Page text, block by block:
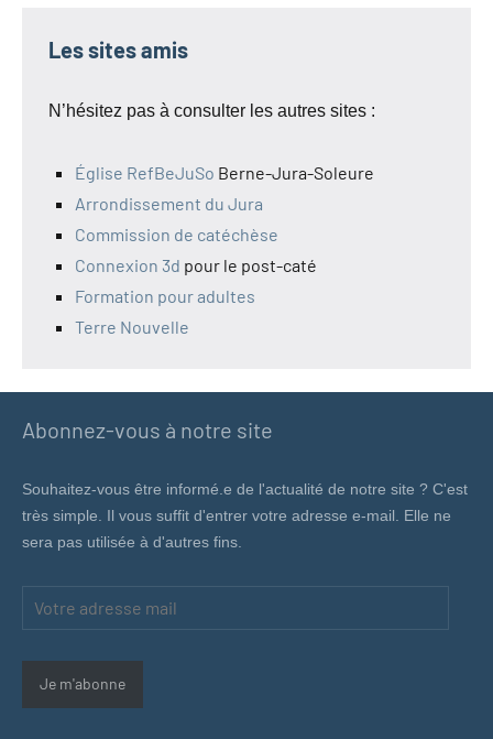
Les sites amis
N’hésitez pas à consulter les autres sites :
Église RefBeJuSo Berne-Jura-Soleure
Arrondissement du Jura
Commission de catéchèse
Connexion 3d pour le post-caté
Formation pour adultes
Terre Nouvelle
Abonnez-vous à notre site
Souhaitez-vous être informé.e de l'actualité de notre site ? C'est
très simple. Il vous suffit d'entrer votre adresse e-mail. Elle ne
sera pas utilisée à d'autres fins.
Je m'abonne